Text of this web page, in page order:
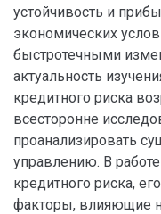
устойчивость и
экономических
быстротечными
актуальность
кредитного риска
всесторонне
проанализировать
управлению. В
кредитного риска,
факторы, влияющие